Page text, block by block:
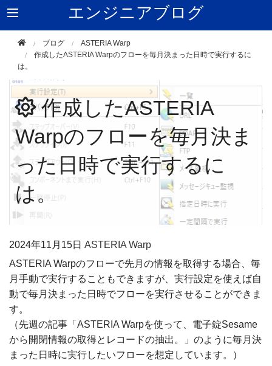
エンジニアブログ
ブログ
ASTERIA Warp
作成したASTERIA Warpのフローを毎月決まった日時で実行するに
は。
作成したASTERIA
Warpのフローを毎月決ま
った日時で実行するに
は。
2024年11月15日 ASTERIA Warp
ASTERIA Warpのフローで先月の情報を取得する場合、毎
月手動で実行することもできますが、実行設定を使えば自
動で毎月決まった日時でフローを実行させることができま
す。
（先週の記事「ASTERIA Warpを使って、電子錠Sesame
から開閉情報の取得とレコードの抽出。」のように毎月決
まった日時に実行したいフローを想定しています。）